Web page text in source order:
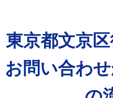
マス交換（深さ50㎝以上）
コンクリート斫り（厚さ10㎝ま
コンクリート斫り（厚さ10㎝超
東京都文京
お問い合わ